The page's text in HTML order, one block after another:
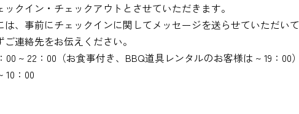
クイン・チェックアウトとさせていただきます。
は、事前にチェックインに関してメッセージを送らせていただい
連絡先をお伝えください。
00 ~ 22：00（お食事付き、BBQ道具レンタルのお客様は ~ 19：00
10：00